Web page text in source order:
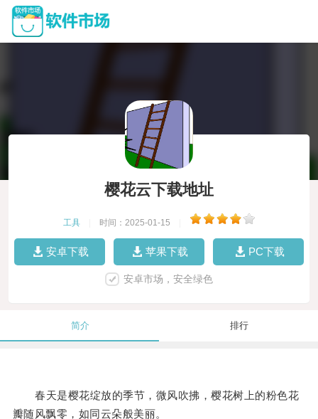
樱花云下载地址
工具 时间：2025-01-15
安卓下载 苹果下载 PC下载
安卓市场，安全绿色
简介 排行
春天是樱花绽放的季节，微风吹拂，樱花树上的粉色花
瓣随风飘零，如同云朵般美丽。